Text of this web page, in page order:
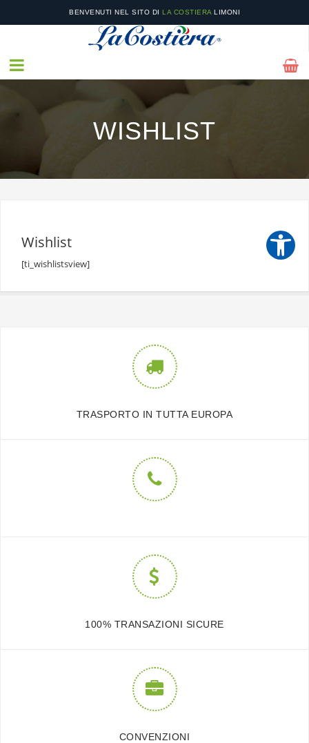
BENVENUTI NEL SITO DI LA COSTIERA LIMONI
NEL NOSTROCATALOGOPOTRAI TROVARE I NOSTRI PRODOTTI STAGIONALI E LE
NOSTRE OFFERTE!
WISHLIST
Wishlist
[ti_wishlistsview]
TRASPORTO IN TUTTA EUROPA
100% TRANSAZIONI SICURE
CONVENZIONI